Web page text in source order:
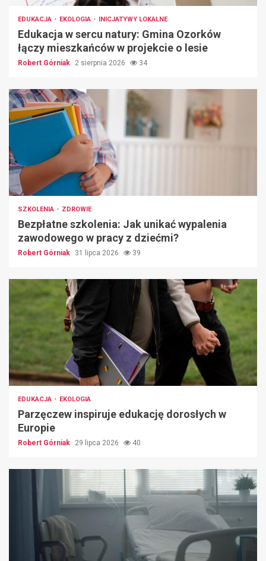
EDUKACJA EKOLOGIA INICJATYWY LOKALNE
Edukacja w sercu natury: Gmina Ozorków
łączy mieszkańców w projekcie o lesie
Robert Górniak 2 sierpnia 2026 34
SZKOLENIA ZDROWIE
Bezpłatne szkolenia: Jak unikać wypalenia
zawodowego w pracy z dziećmi?
Robert Górniak 31 lipca 2026 39
EDUKACJA EKOLOGIA
Parzęczew inspiruje edukację dorosłych w
Europie
Robert Górniak 29 lipca 2026 40